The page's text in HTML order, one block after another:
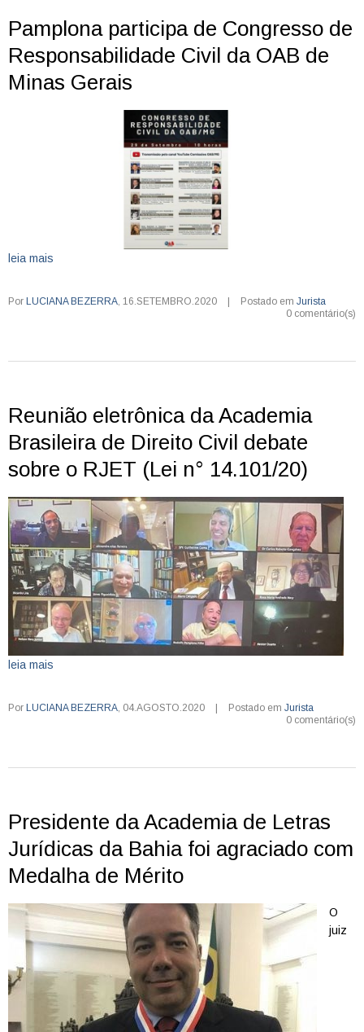
Pamplona participa de Congresso de
Responsabilidade Civil da OAB de
Minas Gerais
leia mais
Por LUCIANA BEZERRA, 16.SETEMBRO.2020 Postado em Jurista
0 comentário(s)
Reunião eletrônica da Academia
Brasileira de Direito Civil debate
sobre o RJET (Lei n° 14.101/20)
leia mais
Por LUCIANA BEZERRA 04.AGOSTO.2020 | Postado em Jurista
0 comentário(s)
Presidente da Academia de Letras
Jurídicas da Bahia foi agraciado com
Medalha de Mérito
O
juiz